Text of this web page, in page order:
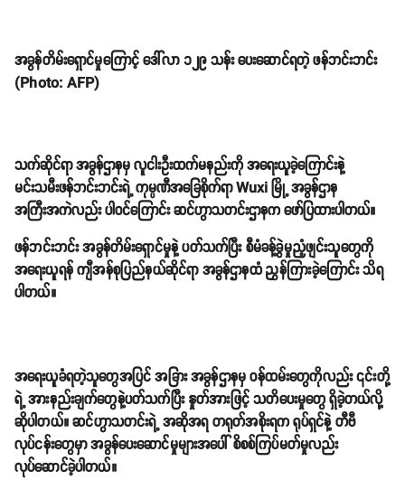
အခွန်တိမ်းရှောင်မှုကြောင့် ဒေါ်လာ ၁၂၉ သန်း ပေးဆောင်ရတဲ့ ဖန်ဘင်းဘင်း
(Photo: AFP)
သက်ဆိုင်ရာ အခွန်ဌာနမှ လူငါးဦးထက်မနည်းကို အရေးယူခဲ့ကြောင်းနဲ့
မင်းသမီးဖန်ဘင်းဘင်းရဲ့ ကုမ္ပဏီအခြေစိုက်ရာ Wuxi မြို့ အခွန်ဌာန
အကြီးအကဲလည်း ပါဝင်ကြောင်း ဆင်ဟွာသတင်းဌာနက ဖော်ပြထားပါတယ်။
ဖန်ဘင်းဘင်း အခွန်တိမ်းရှောင်မှုနဲ့ ပတ်သက်ပြီး စီမံခန့်ခွဲမှုညံ့ဖျင်းသူတွေကို
အရေးယူရန် ကျီအန်စုပြည်နယ်ဆိုင်ရာ အခွန်ဌာနထံ ညွှန်ကြားခဲ့ကြောင်း သိရ
ပါတယ်။
အရေးယူခံရတဲ့သူတွေအပြင် အခြား အခွန်ဌာနမှ ဝန်ထမ်းတွေကိုလည်း ၎င်းတို့
ရဲ့ အားနည်းချက်တွေနဲ့ပတ်သက်ပြီး နှုတ်အားဖြင့် သတိပေးမှုတွေ ရှိခဲ့တယ်လို့
ဆိုပါတယ်။ ဆင်ဟွာသတင်းရဲ့ အဆိုအရ တရုတ်အစိုးရက ရုပ်ရှင်နဲ့ တီဗီ
လုပ်ငန်းတွေမှာ အခွန်ပေးဆောင်မှုများအပေါ် စိစစ်ကြပ်မတ်မှုလည်း
လုပ်ဆောင်ခဲ့ပါတယ်။